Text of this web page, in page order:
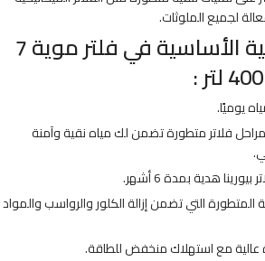
لجميع الملوثات.
المواصفات الفنية الأساسية في فلتر موية 7
: يحتوي على 7 مراحل فلاتر متطورة تضمن لك مياه نقية وآمنة
هدية بمدة 6 أشهر.
المتطورة التي تضمن إزالة الكلور والرواسب والمواد
عالية مع استهلاك منخفض للطاقة.